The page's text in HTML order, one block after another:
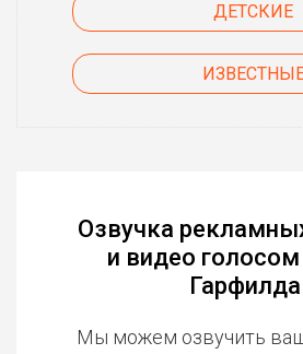
ДЕТСКИЕ
Озвучка
и видео
Гарфилда
Мы можем озвучить